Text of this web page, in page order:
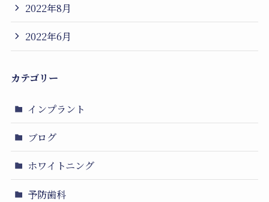
2022年8月
2022年6月
カテゴリー
インプラント
ブログ
ホワイトニング
予防歯科